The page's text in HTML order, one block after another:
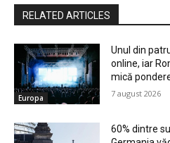
RELATED ARTICLES
Europa
Unul din
online, iar
mică
7 august 2026
60% dintre